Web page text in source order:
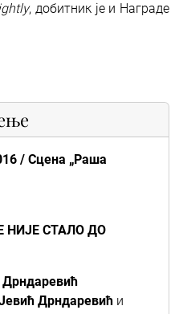
, до­бит­ник је и На­гра­де
/ Сцена „Раша
НИЈЕ СТАЛО ДО
Дрндаревић и